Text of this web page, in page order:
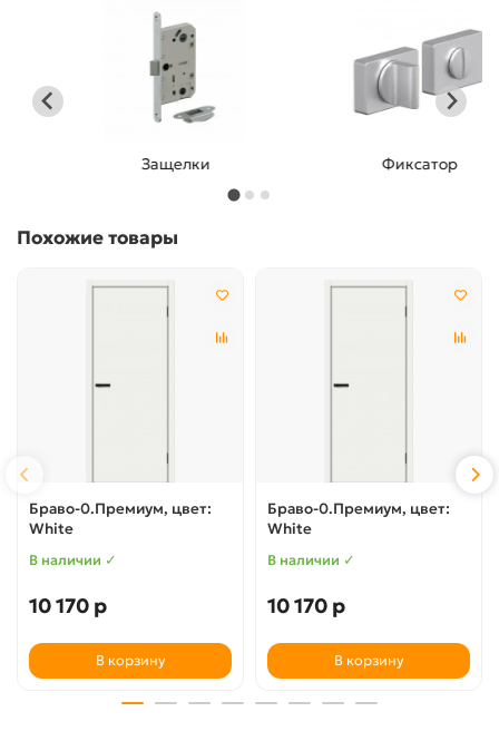
Защелки Фиксатор
Похожие товары
Браво-0.Премиум, цвет:
White
В наличии ✓
10 170 р
В корзину
Браво-0.Премиум, цвет:
White
В наличии ✓
10 170 р
В корзину